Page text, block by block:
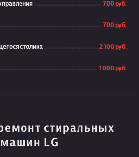
700 руб.
700 руб.
столика 2 100 руб.
1 000 руб.
стиральных
машин LG